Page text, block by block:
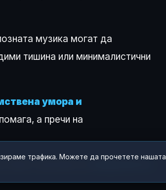
музика могат да
тишина или минималистични
умора и
а пречи на
значение за
невронното
трафика. Можете да прочетете нашата